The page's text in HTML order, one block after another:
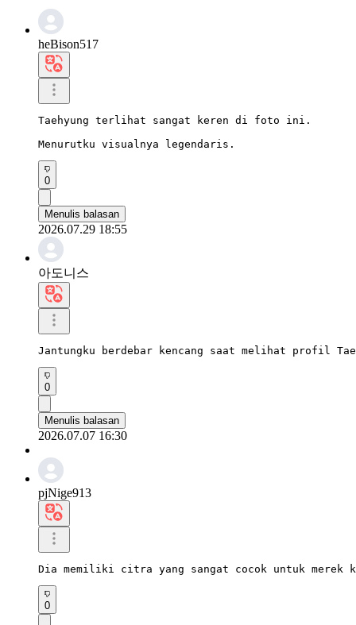
heBison517
Taehyung terlihat sangat keren di foto ini.
Menurutku visualnya legendaris.
0
Menulis balasan
2026.07.29 18:55
아도니스
Jantungku berdebar kencang saat melihat profil
0
Menulis balasan
2026.07.07 16:30
pjNige913
Dia memiliki citra yang sangat cocok untuk merek
0